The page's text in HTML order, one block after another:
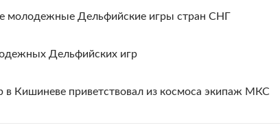
молодежные Дельфийские игры стран СНГ
Дельфийских игр
в Кишиневе приветствовал из космоса экипаж МКС